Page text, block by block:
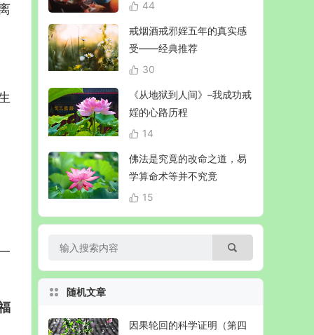
44
戒烟酒戒邪婬五年的真实感
受——经典推荐
30
《从地狱到人间》–我成功戒
婬的心路历程
14
佛法是究竟的改命之道，易
学算命术等并不究竟
15
随机文章
因果轮回的科学证明（第四